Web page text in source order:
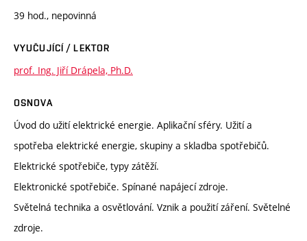
39 hod., nepovinná
VYUČUJÍCÍ / LEKTOR
prof. Ing. Jiří Drápela, Ph.D.
OSNOVA
Úvod do užití elektrické energie. Aplikační sféry. Užití a
spotřeba elektrické energie, skupiny a skladba spotřebičů.
Elektrické spotřebiče, typy zátěží.
Elektronické spotřebiče. Spínané napájecí zdroje.
Světelná technika a osvětlování. Vznik a použití záření. Světelné
zdroje.